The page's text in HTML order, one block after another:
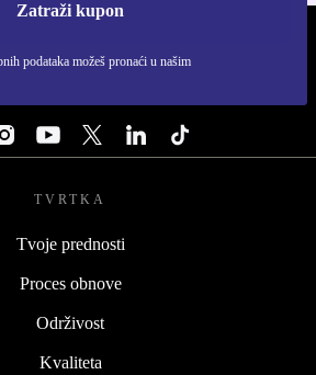
Zatraži kupon
podataka možeš pronaći u našim
TVRTKA
Tvoje prednosti
Proces obnove
Održivost
Kvaliteta